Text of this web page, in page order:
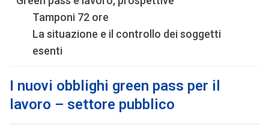
Tamponi 72 ore
La situazione e il controllo dei soggetti
esenti
I nuovi obblighi green pass per il
lavoro – settore pubblico